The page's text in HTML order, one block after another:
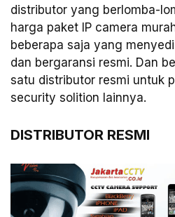
distributor yang berlomba-
harga paket IP camera
beberapa saja yang
dan bergaransi resmi. Dan
satu distributor resmi untuk
security solition lainnya.
DISTRIBUTOR RESMI